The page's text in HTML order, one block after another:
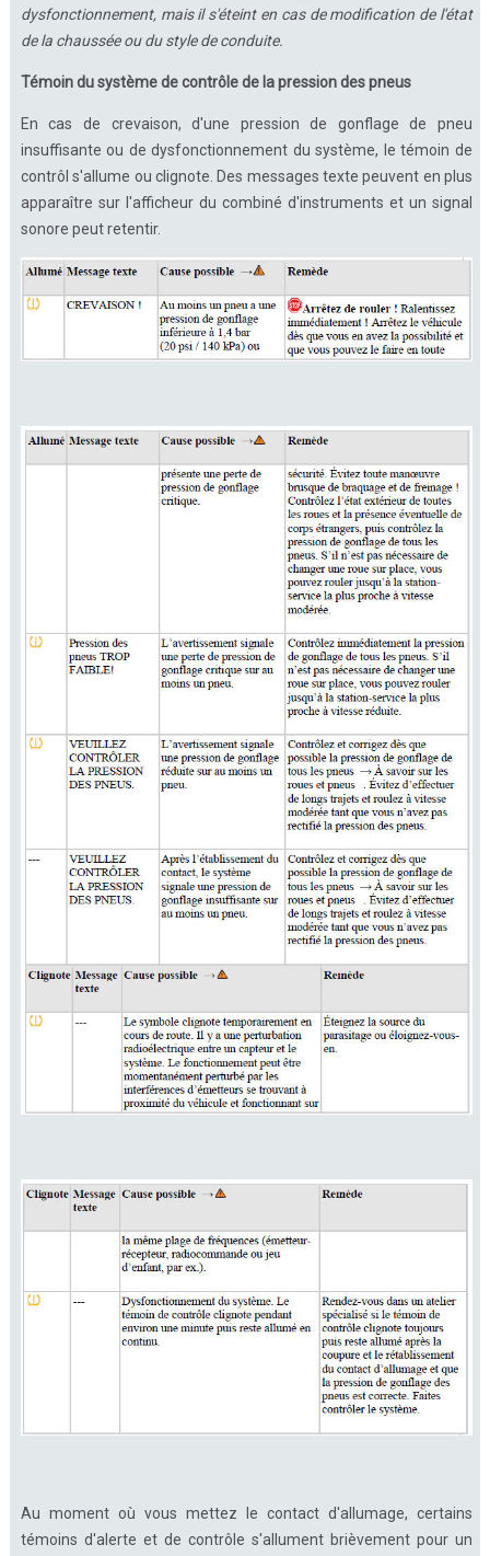
dysfonctionnement, mais il s'éteint en cas de modification de l'état
de la chaussée ou du style de conduite.
Témoin du système de contrôle de la pression des pneus
En cas de crevaison, d'une pression de gonflage de pneu
insuffisante ou de dysfonctionnement du système, le témoin de
contrôl s'allume ou clignote. Des messages texte peuvent en plus
apparaître sur l'afficheur du combiné d'instruments et un signal
sonore peut retentir.
Au moment où vous mettez le contact d'allumage, certains
témoins d'alerte et de contrôle s'allument brièvement pour un